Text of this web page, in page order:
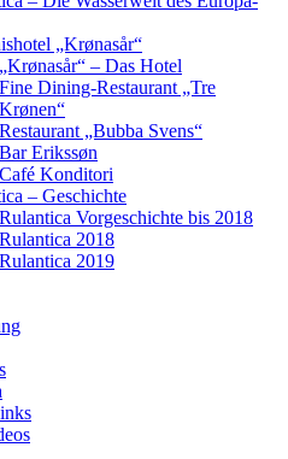
„Krønasår“
„Krønasår“ – Das Hotel
Fine Dining-Restaurant „Tre
Krønen“
Restaurant „Bubba Svens“
Bar Erikssøn
Café Konditori
– Geschichte
Rulantica Vorgeschichte bis 2018
Rulantica 2018
Rulantica 2019